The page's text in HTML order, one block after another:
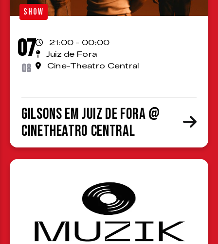
SHOW
07
08
21:00 - 00:00
Juiz de Fora
Cine-Theatro Central
Gilsons em Juiz de Fora @
CineTheatro Central